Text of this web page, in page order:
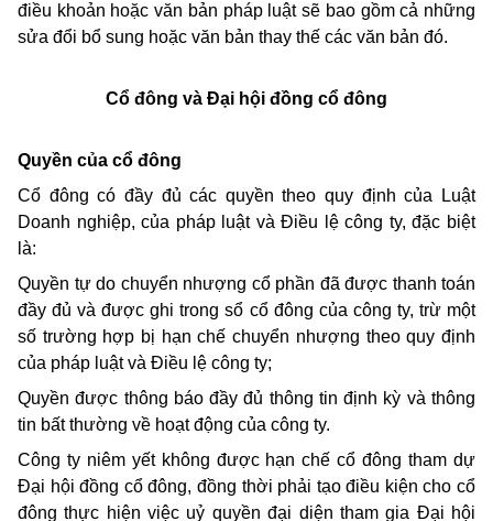
điều khoản hoặc văn bản pháp luật sẽ bao gồm cả những
sửa đổi bổ sung hoặc văn bản thay thế các văn bản đó.
Cổ đông và Đại hội đồng cổ đông
Quyền của cổ đông
Cổ đông có đầy đủ các quyền theo quy định của Luật
Doanh nghiệp, của pháp luật và Điều lệ công ty, đặc biệt
là:
Quyền tự do chuyển nhượng cổ phần đã được thanh toán
đầy đủ và được ghi trong sổ cổ đông của công ty, trừ một
số trường hợp bị hạn chế chuyển nhượng theo quy định
của pháp luật và Điều lệ công ty;
Quyền được thông báo đầy đủ thông tin định kỳ và thông
tin bất thường về hoạt động của công ty.
Công ty niêm yết không được hạn chế cổ đông tham dự
Đại hội đồng cổ đông, đồng thời phải tạo điều kiện cho cổ
đông thực hiện việc uỷ quyền đại diện tham gia Đại hội